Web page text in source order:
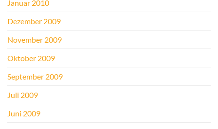
Januar 2010
Dezember 2009
November 2009
Oktober 2009
September 2009
Juli 2009
Juni 2009